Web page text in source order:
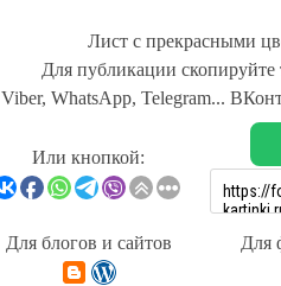
Лист с прекрасными
Для публикации скопируйте
Viber, WhatsApp, Telegram...
Или кнопкой:
Для блогов и сайтов Для